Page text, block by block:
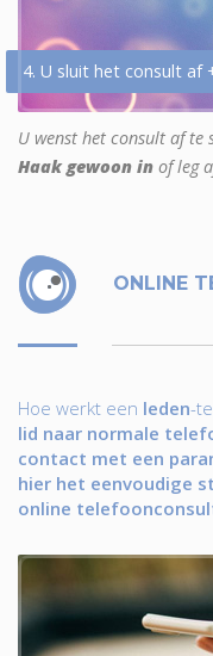
4. U sluit het consult af
U wenst het consult af te
Haak gewoon in of leg
ONLINE
Hoe werkt een leden-
lid naar normale
contact met een
hier het eenvoudige
online